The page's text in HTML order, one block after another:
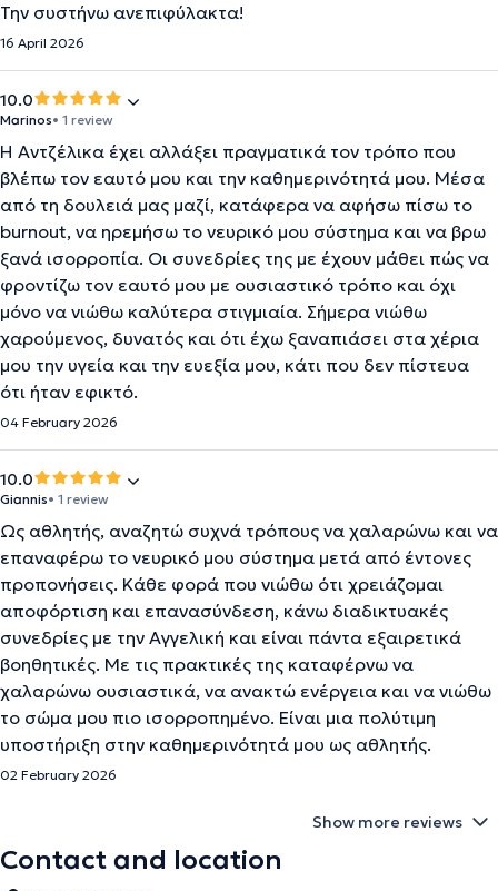
Την συστήνω ανεπιφύλακτα!
16 April 2026
10.0
Marinos• 1 review
Η Αντζέλικα έχει αλλάξει πραγματικά τον τρόπο που
βλέπω τον εαυτό μου και την καθημερινότητά μου. Μέσα
από τη δουλειά μας μαζί, κατάφερα να αφήσω πίσω το
burnout, να ηρεμήσω το νευρικό μου σύστημα και να βρω
ξανά ισορροπία. Οι συνεδρίες της με έχουν μάθει πώς να
φροντίζω τον εαυτό μου με ουσιαστικό τρόπο και όχι
μόνο να νιώθω καλύτερα στιγμιαία. Σήμερα νιώθω
χαρούμενος, δυνατός και ότι έχω ξαναπιάσει στα χέρια
μου την υγεία και την ευεξία μου, κάτι που δεν πίστευα
ότι ήταν εφικτό.
04 February 2026
10.0
Giannis• 1 review
Ως αθλητής, αναζητώ συχνά τρόπους να χαλαρώνω και να
επαναφέρω το νευρικό μου σύστημα μετά από έντονες
προπονήσεις. Κάθε φορά που νιώθω ότι χρειάζομαι
αποφόρτιση και επανασύνδεση, κάνω διαδικτυακές
συνεδρίες με την Αγγελική και είναι πάντα εξαιρετικά
βοηθητικές. Με τις πρακτικές της καταφέρνω να
χαλαρώνω ουσιαστικά, να ανακτώ ενέργεια και να νιώθω
το σώμα μου πιο ισορροπημένο. Είναι μια πολύτιμη
υποστήριξη στην καθημερινότητά μου ως αθλητής.
02 February 2026
Show more reviews
Contact and location